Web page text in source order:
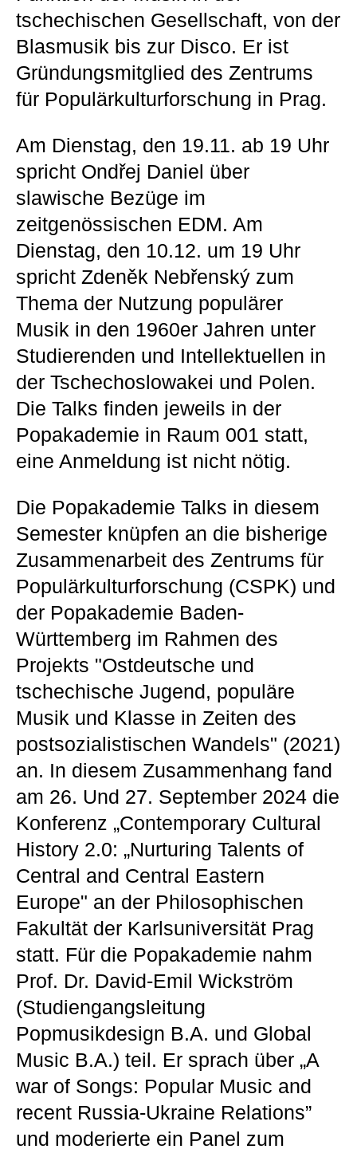
tschechischen Gesellschaft, von der
Blasmusik bis zur Disco. Er ist
Gründungsmitglied des Zentrums
für Populärkulturforschung in Prag.
Am Dienstag, den 19.11. ab 19 Uhr
spricht Ondřej Daniel über
slawische Bezüge im
zeitgenössischen EDM. Am
Dienstag, den 10.12. um 19 Uhr
spricht Zdeněk Nebřenský zum
Thema der Nutzung populärer
Musik in den 1960er Jahren unter
Studierenden und Intellektuellen in
der Tschechoslowakei und Polen.
Die Talks finden jeweils in der
Popakademie in Raum 001 statt,
eine Anmeldung ist nicht nötig.
Die Popakademie Talks in diesem
Semester knüpfen an die bisherige
Zusammenarbeit des Zentrums für
Populärkulturforschung (CSPK) und
der Popakademie Baden-
Württemberg im Rahmen des
Projekts "Ostdeutsche und
tschechische Jugend, populäre
Musik und Klasse in Zeiten des
postsozialistischen Wandels" (2021)
an. In diesem Zusammenhang fand
am 26. Und 27. September 2024 die
Konferenz „Contemporary Cultural
History 2.0: „Nurturing Talents of
Central and Central Eastern
Europe" an der Philosophischen
Fakultät der Karlsuniversität Prag
statt. Für die Popakademie nahm
Prof. Dr. David-Emil Wickström
(Studiengangsleitung
Popmusikdesign B.A. und Global
Music B.A.) teil. Er sprach über „A
war of Songs: Popular Music and
recent Russia-Ukraine Relations”
und moderierte ein Panel zum